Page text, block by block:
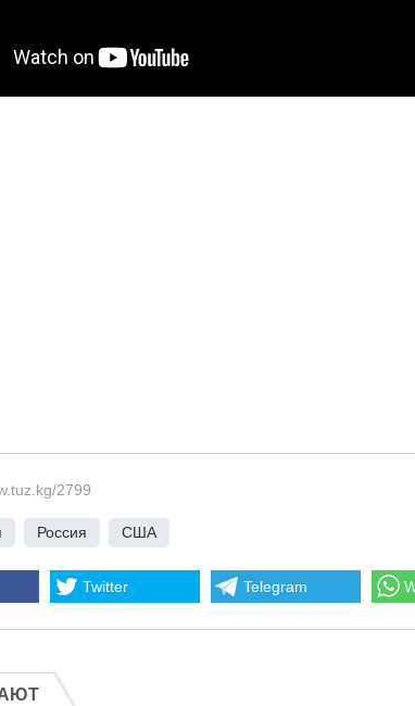
2799
Россия США
Twitter Telegram